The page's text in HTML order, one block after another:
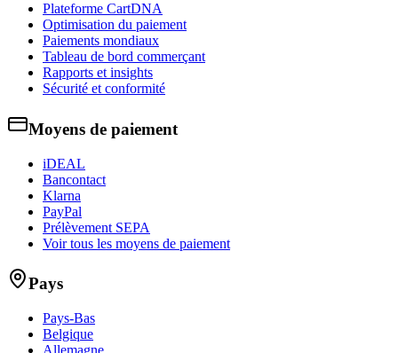
Plateforme CartDNA
Optimisation du paiement
Paiements mondiaux
Tableau de bord commerçant
Rapports et insights
Sécurité et conformité
Moyens de paiement
iDEAL
Bancontact
Klarna
PayPal
Prélèvement SEPA
Voir tous les moyens de paiement
Pays
Pays-Bas
Belgique
Allemagne